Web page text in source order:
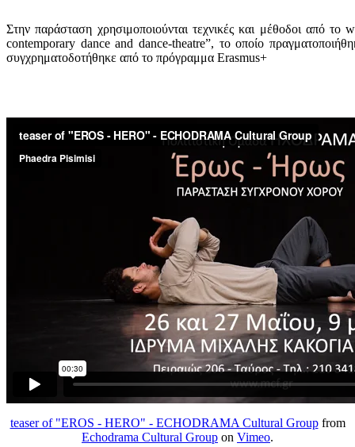
Στην παράσταση χρησιμοποιούνται τεχνικές και μέθοδοι από
contemporary dance and dance-theatre”, το οποίο
συγχρηματοδοτήθηκε από το πρόγραμμα Erasmus+
teaser of "EROS - HERO" - ECHODRAMA Cultural Groupfrom
Echodrama Cultural Group on Vimeo.